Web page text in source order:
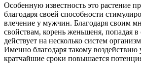
Особенную известность это растение
благодаря своей способности
влечение у мужчин. Благодаря своим
свойствам, корень женьшеня, попадая
действует на несколько систем
Именно благодаря такому
кратчайшие сроки повышается